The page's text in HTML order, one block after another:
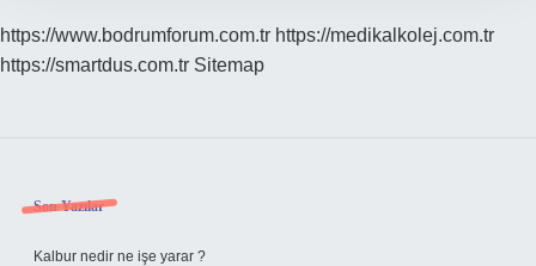
https://www.bodrumforum.com.tr https://medikalkolej.com.tr
https://smartdus.com.tr Sitemap
Sidebar
Son Yazılar
Kalbur nedir ne işe yarar ?